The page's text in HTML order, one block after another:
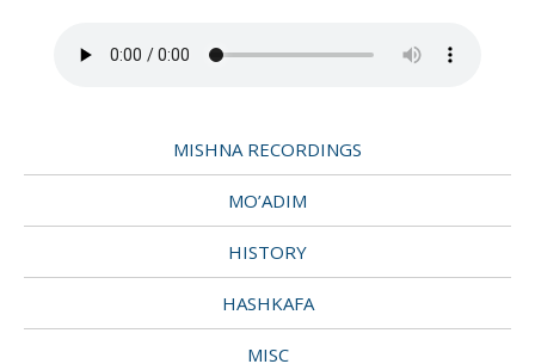
MISHNA RECORDINGS
MO’ADIM
HISTORY
HASHKAFA
MISC